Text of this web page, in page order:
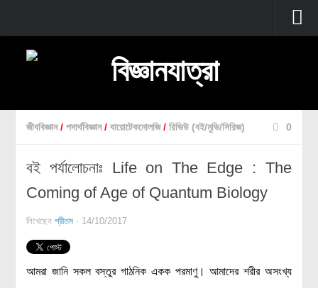
প্রচ্ছদ
জীববিজ্ঞান
প্রাণীবিজ্ঞান
বিবর্তন
জীববিজ্ঞান / পদার্থবিজ্ঞান / বায়োটেকনোলজি / রিভিউ (বই/মুভি/সিরিজ) 0
বই পর্যালোচনাঃ Life on The Edge : The
Coming of Age of Quantum Biology
লিখেছেনপ্রীতম · 14/10/2017
আমরা জানি সকল বস্তুর গাঠনিক একক পরমাণু। আমাদের শরীর অসংখ্য